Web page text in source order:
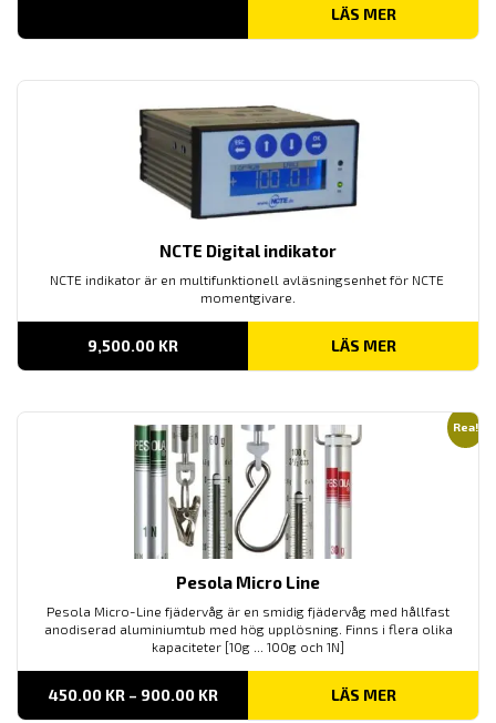
LÄS MER
NCTE Digital indikator
NCTE indikator är en multifunktionell avläsningsenhet för NCTE
momentgivare.
9,500.00 KR LÄS MER
Rea!
Pesola Micro Line
Pesola Micro-Line fjädervåg är en smidig fjädervåg med hållfast
anodiserad aluminiumtub med hög upplösning. Finns i flera olika
kapaciteter [10g ... 100g och 1N]
450.00 KR – 900.00 KRPRISINTERVALL:LÄS MER